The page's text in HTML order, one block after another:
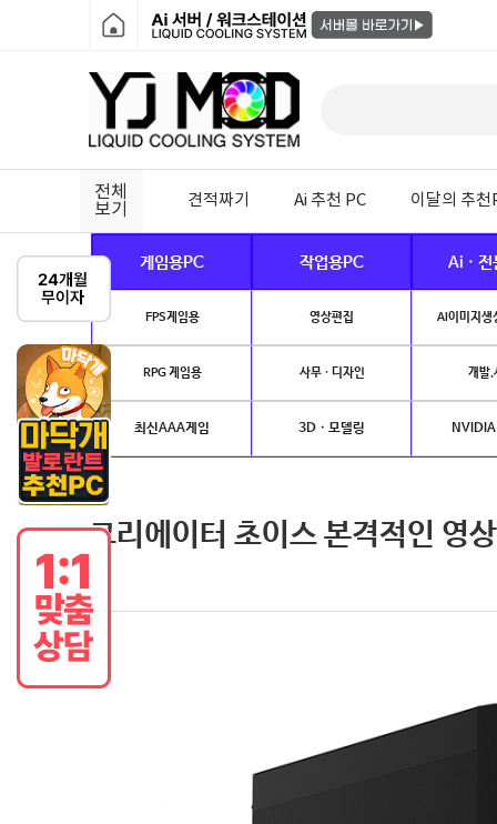
전체
보기
견적짜기 Ai 추천 PC 이달의 추천
게임용PC 작업용PC Ai · 전
FPS게임용 영상편집 AI이미지생
RPG 게임용 사무 · 디자인 개발.
최신AAA게임 3D · 모델링
크리에이터 초이스 본격적인 영